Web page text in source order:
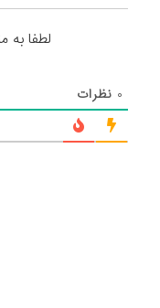
لطفا به
۰ نظرات